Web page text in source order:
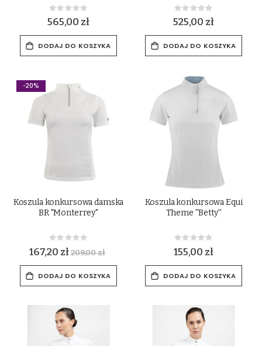
Rating:
0%
565,00 zł
DODAJ DO KOSZYKA
Rating:
0%
525,00 zł
DODAJ DO KOSZYKA
-20%
Koszula konkursowa damska
BR "Monterrey"
Rating:
0%
167,20 zł209,00 zł
DODAJ DO KOSZYKA
Koszula konkursowa Equi
Theme ''Betty''
Rating:
0%
155,00 zł
DODAJ DO KOSZYKA